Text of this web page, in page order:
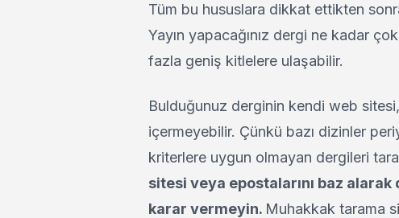
Tüm bu hususlara dikkat ettikten
Yayın yapacağınız dergi ne kadar
fazla geniş kitlelere ulaşabilir.
Bulduğunuz derginin kendi web
içermeyebilir. Çünkü bazı dizinler
kriterlere uygun olmayan dergileri
sitesi veya epostalarını baz
karar vermeyin. Muhakkak tarama